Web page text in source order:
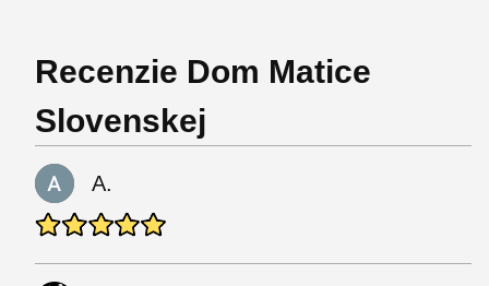
Recenzie Dom Matice
Slovenskej
A.